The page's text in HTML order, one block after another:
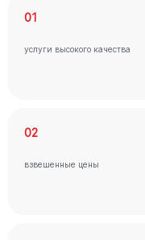
01
услуги высокого качества
02
взвешенные цены